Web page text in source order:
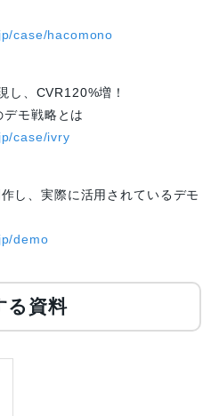
case/hacomono
し、CVR120%増！
モ戦略とは
case/ivry
し、実際に活用されているデモ
demo
る資料